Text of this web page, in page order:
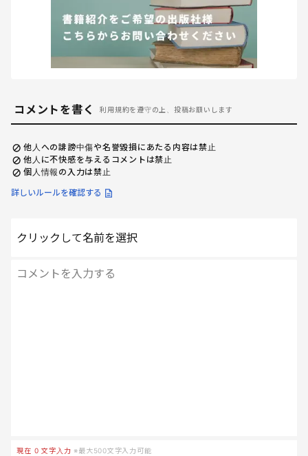
コメントを書く 利用規約を遵守の上、投稿お願いします
他人への誹謗中傷や名誉毀損にあたる内容は禁止
他人に不快感を与えるコメントは禁止
個人情報の入力は禁止
詳しいルールを確認する
クリックして名前を選択
現在 0 文字入力 ※最大500文字入力可能